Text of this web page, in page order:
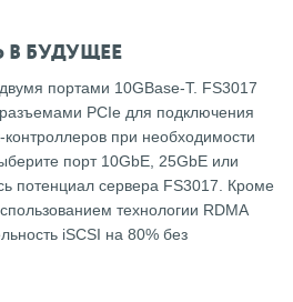
В БУДУЩЕЕ
портами 10GBase-T. FS3017
PCIe для подключения
при необходимости
порт 10GbE, 25GbE или
потенциал сервера FS3017. Кроме
технологии RDMA
iSCSI на 80% без